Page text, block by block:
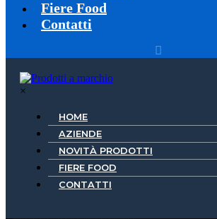
Fiere Food
Contatti
×
HOME
AZIENDE
NOVITÀ PRODOTTI
FIERE FOOD
CONTATTI